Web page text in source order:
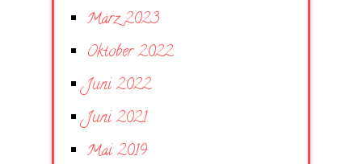
März 2023
Oktober 2022
Juni 2022
Juni 2021
Mai 2019